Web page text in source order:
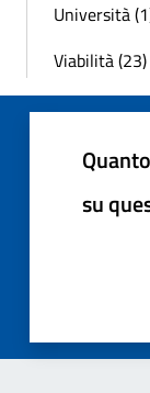
Università
Viabilità (23)
su